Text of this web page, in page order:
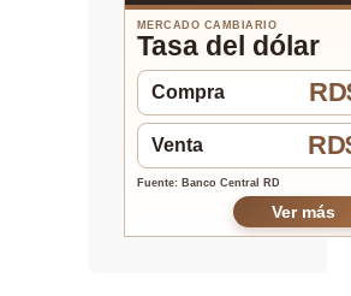
MERCADO CAMBIARIO
Tasa del dólar
Compra
Venta
Fuente: Banco Central RD
Ver más